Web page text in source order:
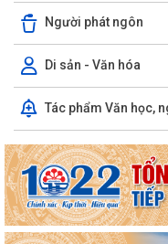
Người phát ngôn
Di sản - Văn hóa
Tác phẩm Văn học,
Quyết định số 1573/QĐ-
thị Kinh Bắc - CTCP thuê đất
Chương trình công tác
Thông báo về số lượng,
thôn trên địa bàn xã